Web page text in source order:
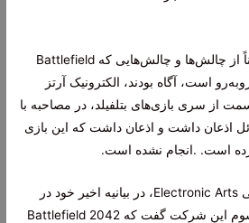
در حالی که بازیکنان مطمئناً از چالش‌ها و چالش‌هایی که Battlefield
روبه‌رو است، آگاه بودند، الکترونیک آرتز
از سری بازی‌های بتلفیلد، در مصاحبه با
اذعان داشت و اذعان داشت که این بازی
کرده است. .انجام نشده است.
اندرو ویلسون، مدیر اجرایی Electronic Arts، در بیانیه اخیر خود در
کنفرانس مالی سه ماهه سوم این شرکت گفت که Battlefield 2042